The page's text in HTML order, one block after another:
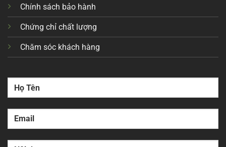
Chính sách bảo hành
Chứng chỉ chất lượng
Chăm sóc khách hàng